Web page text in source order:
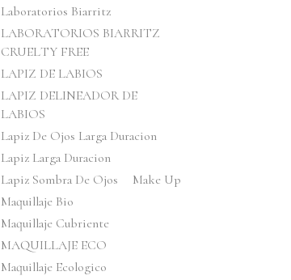
Laboratorios Biarritz
LABORATORIOS BIARRITZ
CRUELTY FREE
LAPIZ DE LABIOS
LAPIZ DELINEADOR DE
LABIOS
Lapiz De Ojos Larga Duracion
Lapiz Larga Duracion
Lapiz Sombra De Ojos
Make Up
Maquillaje Bio
Maquillaje Cubriente
MAQUILLAJE ECO
Maquillaje Ecologico